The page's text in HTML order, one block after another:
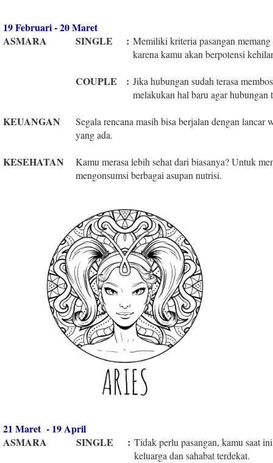
19 Februari - 20 Maret
ASMARA
SINGLE : Memiliki kriteria pasangan
karena kamu akan berpotensi
COUPLE : Jika hubungan sudah terasa
melakukan hal baru agar hubungan
KEUANGAN
Segala rencana masih bisa berjalan dengan lancar
yang ada.
KESEHATAN
Kamu merasa lebih sehat dari biasanya? Untuk
mengonsumsi berbagai asupan nutrisi.
21 Maret - 19 April
ASMARA
SINGLE : Tidak perlu pasangan, kamu saat
keluarga dan sahabat terdekat.